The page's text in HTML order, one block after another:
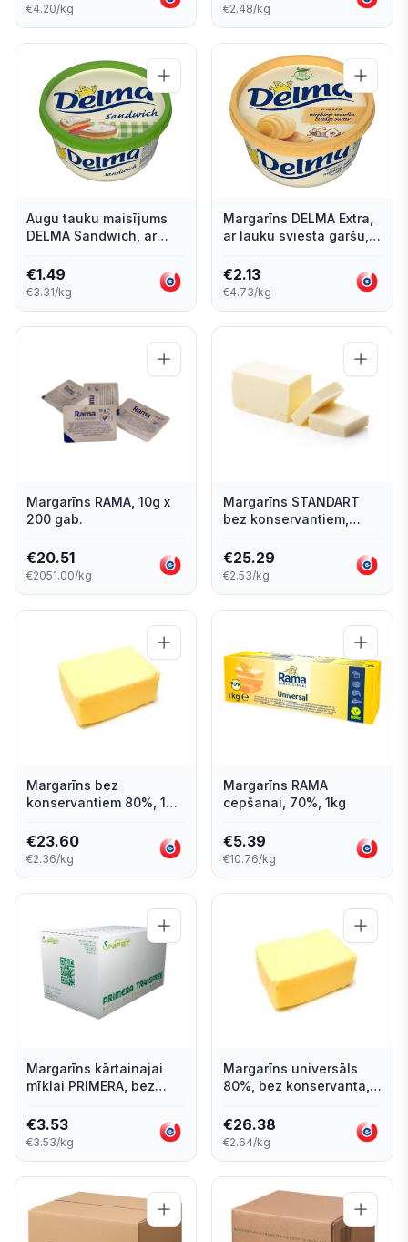
€4.20/kg €2.48/kg
Augu tauku maisījums
DELMA Sandwich, ar
450g
€1.49
€3.31/kg
Margarīns DELMA Extra,
ar lauku sviesta garšu,
€2.13
€4.73/kg
Margarīns RAMA, 10g x
200 gab.
€20.51
€2051.00/kg
Margarīns STANDART
bez konservantiem,
€25.29
€2.53/kg
Margarīns bez
konservantiem 80%, 10
€23.60
€2.36/kg
Margarīns RAMA
cepšanai, 70%, 1kg
€5.39
€10.76/kg
Margarīns kārtainajai
mīklai PRIMERA, bez
2kg
€3.53
€3.53/kg
Margarīns universāls
80%, bez konservanta,
€26.38
€2.64/kg